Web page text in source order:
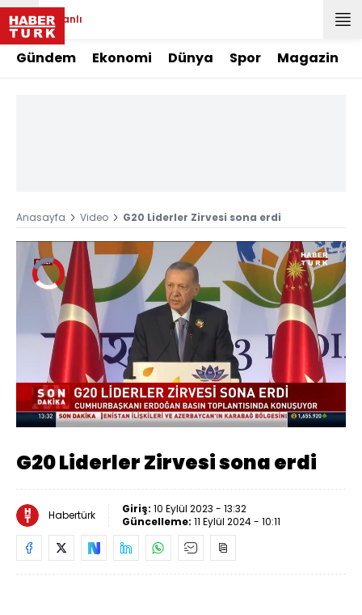
Canlı
Gündem Ekonomi Dünya Spor Magazin
Anasayfa Video G20 Liderler Zirvesi sona erdi
Video
Oynatıcısı
yükleniyor.
Sesi
Aç
Yüklendi:
0%
Oynatma
Hızı
G20 Liderler Zirvesi sona erdi
Habertürk Giriş: 10 Eylül 2023 - 13:32
Güncelleme: 11 Eylül 2024 - 10:11